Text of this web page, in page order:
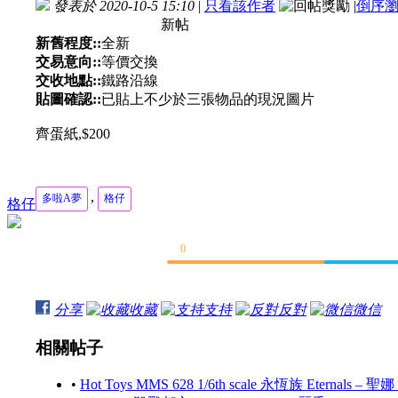
格仔
發表於 2020-10-5 15:10 | 只看該作者 |倒序
新帖
新舊程度::全新
交易意向::等價交換
交收地點::鐵路沿線
貼圖確認::已貼上不少於三張物品的現況圖片
齊蛋紙,$200
多啦A夢 , 格仔
0
分享 收藏 支持 反對 微信
相關帖子
• Hot Toys MMS 628 1/6th scale 永恆族 Eternals – 聖娜